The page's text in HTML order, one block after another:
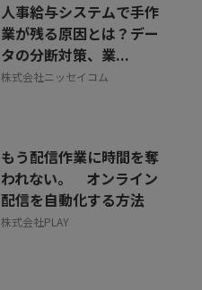
人事給与システムで手作
業が残る原因とは？デー
タの分断対策、業...
株式会社ニッセイコム
もう配信作業に時間を奪
われない。 オンライン
配信を自動化する方法
株式会社PLAY